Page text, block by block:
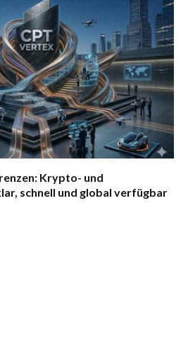
Krypto- und
schnell und global verfügbar